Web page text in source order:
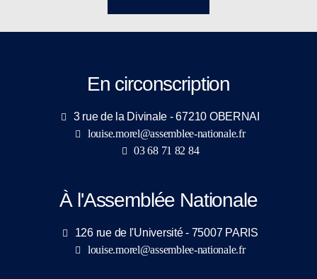
En circonscription
3 rue de la Divinale - 67210 OBERNAI
louise.morel@assemblee-nationale.fr
03 68 71 82 84
À l'Assemblée Nationale
126 rue de l'Université - 75007 PARIS
louise.morel@assemblee-nationale.fr